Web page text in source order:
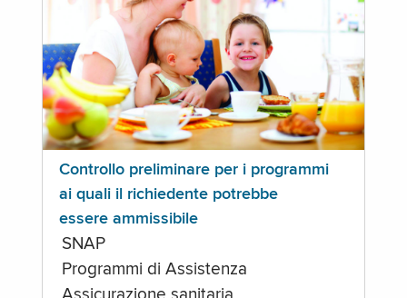
Controllo preliminare per i programmi
ai quali il richiedente potrebbe
essere ammissibile
SNAP
Programmi di Assistenza